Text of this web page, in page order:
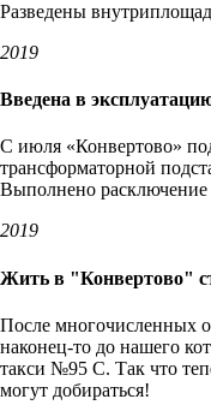
Разведены
2019
Введена в
С июля «Конвертово»
трансформаторной
Выполнено расключение
2019
Жить в "Конвертово"
После многочисленных
наконец-то до нашего
такси №95 С. Так что
могут добираться!